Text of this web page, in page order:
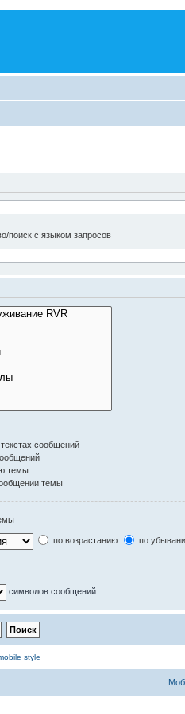
поиск с языком запросов
сообщений
темы
темы
по возрастанию по
символов сообщений
style